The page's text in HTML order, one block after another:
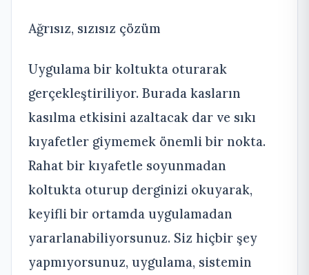
Ağrısız, sızısız çözüm
Uygulama bir koltukta oturarak
gerçekleştiriliyor. Burada kasların
kasılma etkisini azaltacak dar ve sıkı
kıyafetler giymemek önemli bir nokta.
Rahat bir kıyafetle soyunmadan
koltukta oturup derginizi okuyarak,
keyifli bir ortamda uygulamadan
yararlanabiliyorsunuz. Siz hiçbir şey
yapmıyorsunuz, uygulama, sistemin